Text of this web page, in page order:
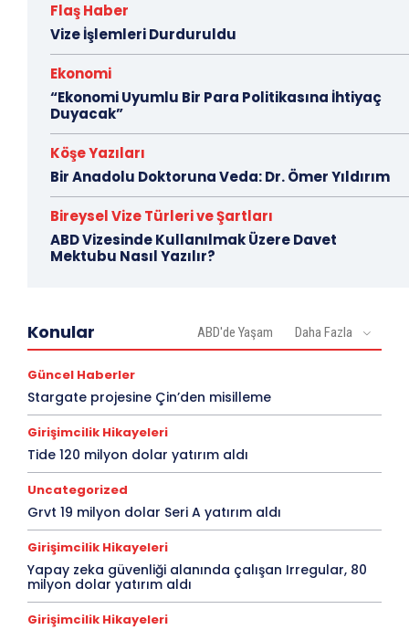
Flaş Haber
Vize İşlemleri Durduruldu
Ekonomi
“Ekonomi Uyumlu Bir Para Politikasına İhtiyaç
Duyacak”
Köşe Yazıları
Bir Anadolu Doktoruna Veda: Dr. Ömer Yıldırım
Bireysel Vize Türleri ve Şartları
ABD Vizesinde Kullanılmak Üzere Davet
Mektubu Nasıl Yazılır?
Konular ABD'de Yaşam Daha Fazla
Güncel Haberler
Stargate projesine Çin’den misilleme
Girişimcilik Hikayeleri
Tide 120 milyon dolar yatırım aldı
Uncategorized
Grvt 19 milyon dolar Seri A yatırım aldı
Girişimcilik Hikayeleri
Yapay zeka güvenliği alanında çalışan Irregular, 80
milyon dolar yatırım aldı
Girişimcilik Hikayeleri